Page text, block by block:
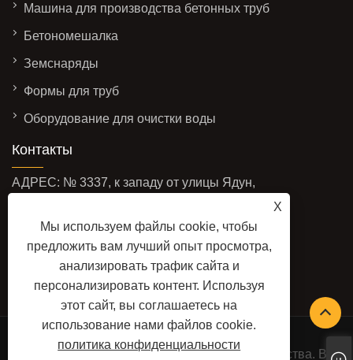
X
Мы используем файлы cookie, чтобы
предложить вам лучший опыт просмотра,
анализировать трафик сайта и
персонализировать контент. Используя
этот сайт, вы соглашаетесь на
использование нами файлов cookie.
политика конфиденциальности
Машина для производства бетонных труб
Бетономешалка
Земснаряды
Формы для труб
Оборудование для очистки воды
Контакты
АДРЕС: № 3337, к западу от улицы Ядун,
Цинчжоу, провинция Шаньдун, Китай
ЭЛЕКТРОННАЯ ПОЧТА:
sales@baolaimachinery.com
+86-15662587580
Copyright © 2024 Цинчжоуская компания по
производству оборудования для водного хозяйства. Все